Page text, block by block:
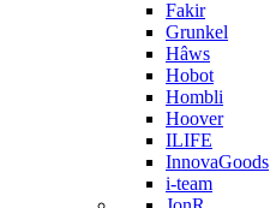
Fakir
Grunkel
Hâws
Hobot
Hombli
Hoover
ILIFE
InnovaGoods
i-team